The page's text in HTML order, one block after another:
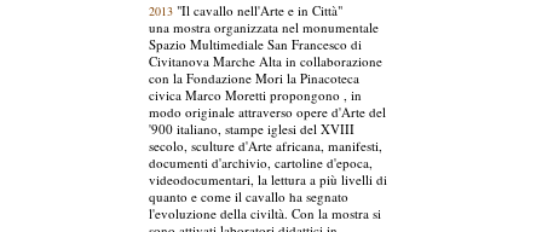
2013"Il cavallo nell'Arte e in Città"
una mostra organizzata nel monumentale
Spazio Multimediale San Francesco di
Civitanova Marche Alta in collaborazione
con la Fondazione Mori la Pinacoteca
civica Marco Moretti propongono , in
modo originale attraverso opere d'Arte del
'900 italiano, stampe iglesi del XVIII
secolo, sculture d'Arte africana, manifesti,
documenti d'archivio, cartoline d'epoca,
videodocumentari, la lettura a più livelli di
quanto e come il cavallo ha segnato
l'evoluzione della civiltà. Con la mostra si